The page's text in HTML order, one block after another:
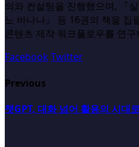
의와 컨설팅을 진행했으며, 『
노 바나나』 등 16권의 책을 집
콘텐츠 제작 워크플로우를 연
Facebook Twitter
Previous
챗GPT, 대화 넘어 활용의 시대